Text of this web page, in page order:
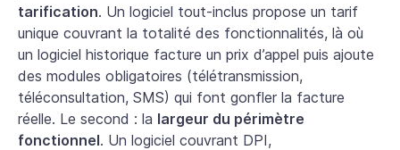
tarification. Un logiciel tout-inclus propose un tarif
unique couvrant la totalité des fonctionnalités, là où
un logiciel historique facture un prix d’appel puis ajoute
des modules obligatoires (télétransmission,
téléconsultation, SMS) qui font gonfler la facture
réelle. Le second : la largeur du périmètre
fonctionnel. Un logiciel couvrant DPI,